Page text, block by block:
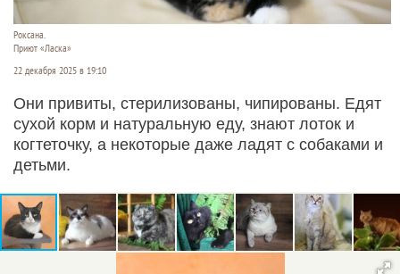
Роксана.
Приют «Ласка»
22 декабря 2025 в 19:10
Они привиты, стерилизованы, чипированы. Едят
сухой корм и натуральную еду, знают лоток и
когтеточку, а некоторые даже ладят с собаками и
детьми.